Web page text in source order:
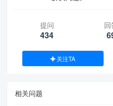
提问
434
回
关注TA
相关问题